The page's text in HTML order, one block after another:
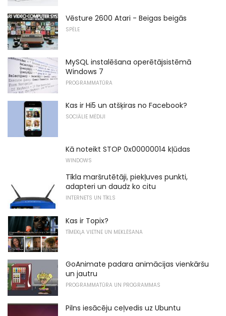
Vēsture 2600 Atari - Beigas beigās
SPĒLE
MySQL instalēšana operētājsistēmā
Windows 7
PROGRAMMATŪRA
Kas ir Hi5 un atšķiras no Facebook?
SOCIĀLIE MĒDIJI
Kā noteikt STOP 0x00000014 kļūdas
WINDOWS
Tīkla maršrutētāji, piekļuves punkti,
adapteri un daudz ko citu
INTERNETS UN TĪKLS
Kas ir Topix?
TĪMEKĻA VIETNE UN MEKLĒŠANA
GoAnimate padara animācijas vienkāršu
un jautru
PROGRAMMATŪRA UN PROGRAMMAS
Pilns iesācēju ceļvedis uz Ubuntu